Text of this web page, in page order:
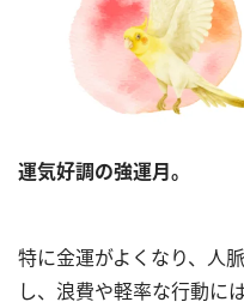
運気好調の強運月。
特に金運がよくなり、人
し、浪費や軽率な行動に